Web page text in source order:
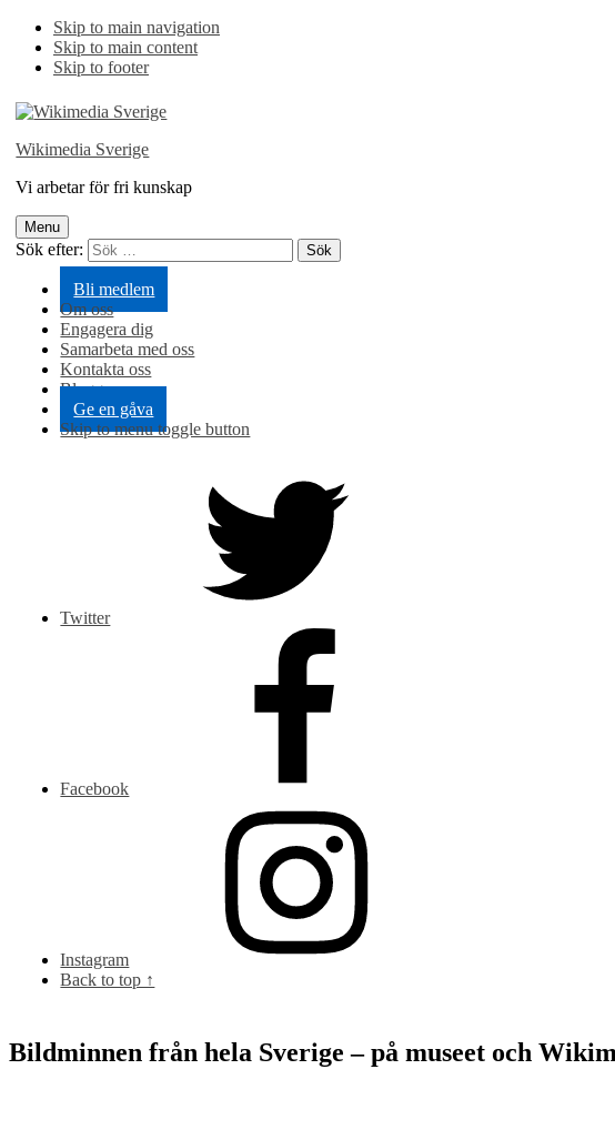
Skip to main navigation
Skip to main content
Skip to footer
Wikimedia Sverige
Vi arbetar för fri kunskap
Menu
Sök efter:
Bli medlem
Om oss
Engagera dig
Samarbeta med oss
Kontakta oss
Blogg
Ge en gåva
Skip to menu toggle button
Twitter
Facebook
Instagram
Back to top ↑
Bildminnen från hela Sverige – på museet och